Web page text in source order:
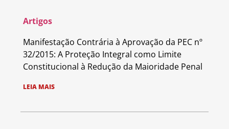
Artigos
Manifestação Contrária à Aprovação da PEC nº
32/2015: A Proteção Integral como Limite
Constitucional à Redução da Maioridade Penal
LEIA MAIS